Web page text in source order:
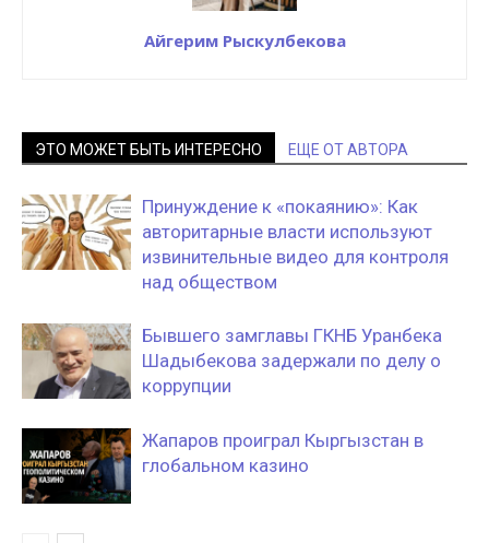
Айгерим Рыскулбекова
ЭТО МОЖЕТ БЫТЬ ИНТЕРЕСНО ЕЩЕ ОТ АВТОРА
Принуждение к «покаянию»: Как
авторитарные власти используют
извинительные видео для контроля
над обществом
Бывшего замглавы ГКНБ Уранбека
Шадыбекова задержали по делу о
коррупции
Жапаров проиграл Кыргызстан в
глобальном казино